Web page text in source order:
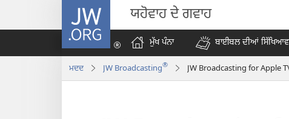
JW.ORG ਯਹੋਵਾਹ ਦੇ ਗਵਾਹ
ਮੁੱਖ ਪੰਨਾ ਬਾਈਬਲ ਦੀਆਂ
ਮਦਦ JW Broadcasting® JW Broadcasting for Apple